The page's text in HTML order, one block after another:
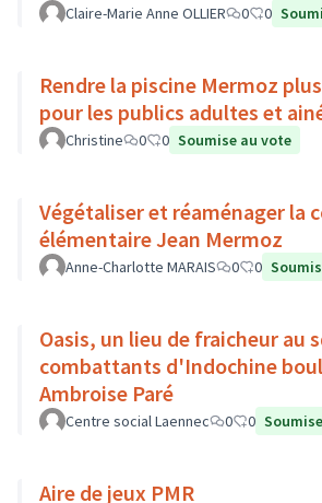
Claire-Marie Anne OLLIER 0 0
Rendre la piscine Mermoz
pour les publics adultes et
Christine 0 0 Soumise au vote
Végétaliser et réaménager la
élémentaire Jean Mermoz
Anne-Charlotte MARAIS 0 0
Oasis, un lieu de fraicheur au
combattants d'Indochine
Ambroise Paré
Centre social Laennec 0 0
Aire de jeux PMR